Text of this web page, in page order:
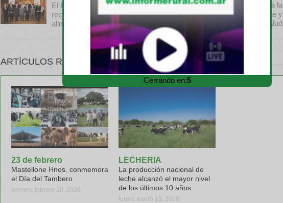
El Business 20 presentó
recomendaciones para el futuro
alimentario
En una semana, toda la
actualidad de yerba mate y
salud
ARTÍCULOS RELATIVOS
23 de febrero
Mastellone Hnos. conmemora
el Día del Tambero
viernes, febrero 20, 2026
LECHERIA
La producción nacional de
leche alcanzó el mayor nivel
de los últimos 10 años
lunes, enero 19, 2026
Cerrando en:4